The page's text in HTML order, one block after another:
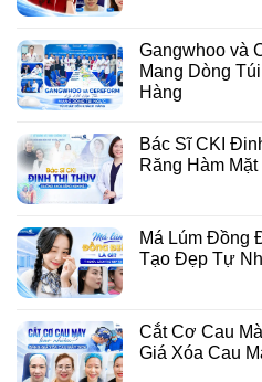
Gangwhoo và
Mang Dòng
Hàng
Bác Sĩ CKI
Răng Hàm Mặt
Má Lúm Đồng
Tạo Đẹp Tự
Cắt Cơ Cau
Giá Xóa Cau